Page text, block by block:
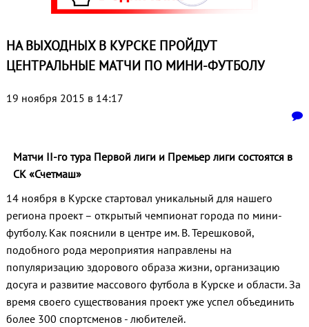
НА ВЫХОДНЫХ В КУРСКЕ ПРОЙДУТ
ЦЕНТРАЛЬНЫЕ МАТЧИ ПО МИНИ-ФУТБОЛУ
19 ноября 2015 в 14:17
Матчи II-го тура Первой лиги и Премьер лиги состоятся в
СК «Счетмаш»
14 ноября в Курске стартовал уникальный для нашего
региона проект – открытый чемпионат города по мини-
футболу. Как пояснили в центре им. В. Терешковой,
подобного рода мероприятия направлены на
популяризацию здорового образа жизни, организацию
досуга и развитие массового футбола в Курске и области. За
время своего существования проект уже успел объединить
более 300 спортсменов - любителей.